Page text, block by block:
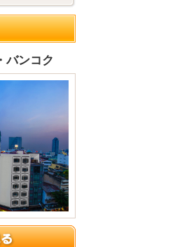
バンコク